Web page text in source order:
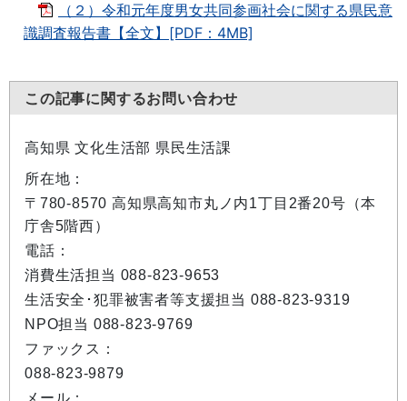
（２）令和元年度男女共同参画社会に関する県民意
識調査報告書【全文】[PDF：4MB]
この記事に関するお問い合わせ
高知県 文化生活部 県民生活課
所在地：
〒780-8570 高知県高知市丸ノ内1丁目2番20号（本
庁舎5階西）
電話：
消費生活担当 088-823-9653
生活安全･犯罪被害者等支援担当 088-823-9319
NPO担当 088-823-9769
ファックス：
088-823-9879
メール：